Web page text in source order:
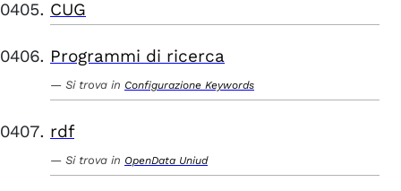
CUG
Programmi di ricerca
Si trova in Configurazione Keywords
rdf
Si trova in OpenData Uniud